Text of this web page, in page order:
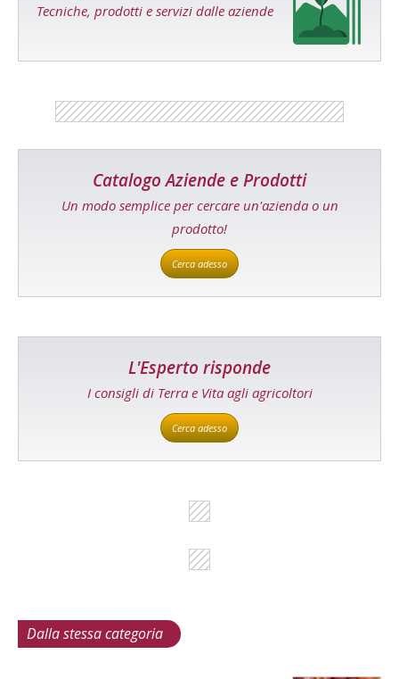
Tecniche, prodotti e servizi dalle aziende
Catalogo Aziende e Prodotti
Un modo semplice per cercare un'azienda o un
prodotto!
Cerca adesso
L'Esperto risponde
I consigli di Terra e Vita agli agricoltori
Cerca adesso
Dalla stessa categoria